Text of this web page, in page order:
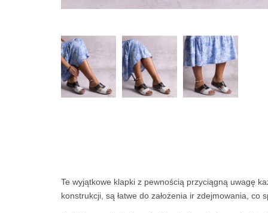
Te wyjątkowe klapki z pewnością przyciągną uwagę
konstrukcji, są łatwe do założenia ir zdejmowania,